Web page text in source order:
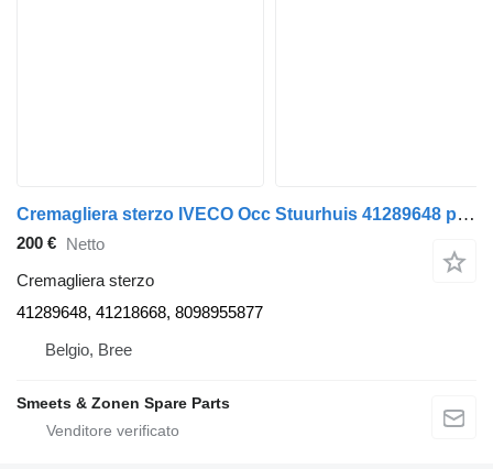
Cremagliera sterzo IVECO Occ Stuurhuis 41289648 per camion
200 € Netto
Cremagliera sterzo
41289648, 41218668, 8098955877
Belgio, Bree
Smeets & Zonen Spare Parts